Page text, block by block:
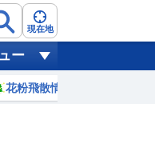
現在地
ー
花粉飛散情報